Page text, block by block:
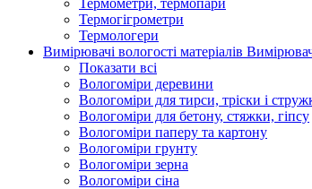
Термометри, термопари
Термогігрометри
Термологери
Вимірювачі вологості матеріалів
Показати всі
Вологоміри деревини
Вологоміри для тирси, тріски і
Вологоміри для бетону, стяжки, гіпсу
Вологоміри паперу та картону
Вологоміри грунту
Вологоміри зерна
Вологоміри сіна